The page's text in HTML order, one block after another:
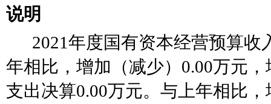
说明
2021年度国有资本经营预算收
年相比，增加（减少）0.00万元
支出决算0.00万元。与上年相比